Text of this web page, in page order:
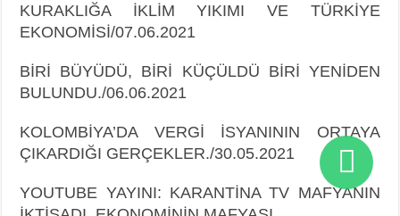
KURAKLIĞA İKLİM YIKIMI VE TÜRKİYE
EKONOMİSİ/07.06.2021
BİRİ BÜYÜDÜ, BİRİ KÜÇÜLDÜ BİRİ YENİDEN
BULUNDU./06.06.2021
KOLOMBİYA’DA VERGİ İSYANININ ORTAYA
ÇIKARDIĞI GERÇEKLER./30.05.2021
YOUTUBE YAYINI: KARANTİNA TV MAFYANIN